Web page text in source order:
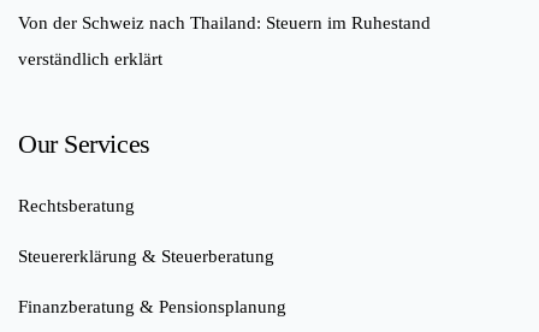
Von der Schweiz nach Thailand: Steuern im Ruhestand
verständlich erklärt
Our Services
Rechtsberatung
Steuererklärung & Steuerberatung
Finanzberatung & Pensionsplanung